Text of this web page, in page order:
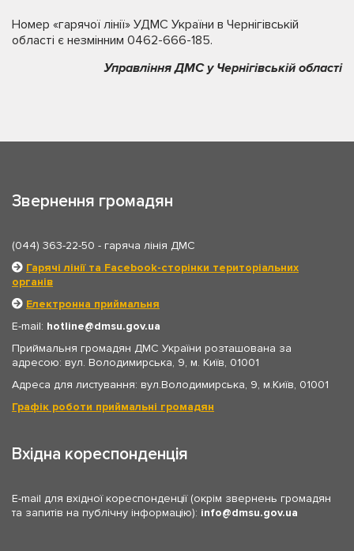
Номер «гарячої лінії» УДМС України в Чернігівській
області є незмінним 0462-666-185.
Управління ДМС у Чернігівській області
Звернення громадян
(044) 363-22-50 - гаряча лінія ДМС
Гарячі лінії та Facebook-сторінки територіальних
органів
Електронна приймальня
E-mail: hotline
dmsu.gov.ua
Приймальня громадян ДМС України розташована за
адресою: вул. Володимирська, 9, м. Київ, 01001
Адреса для листування: вул.Володимирська, 9, м.Київ, 01001
Графік роботи приймальні громадян
Вхідна кореспонденція
E-mail для вхідної кореспонденції (окрім звернень громадян
та запитів на публічну інформацію): info dmsu.gov.ua